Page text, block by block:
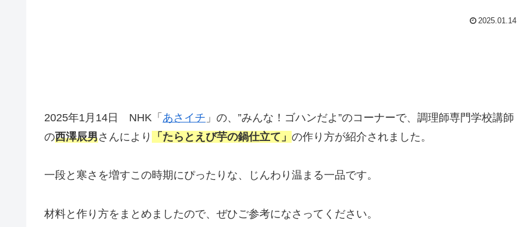
2025.01.14
2025年1月14日 NHK「 あさイチ 」の、”みんな！ゴハンだよ”のコーナーで、調理師専門学校講師
の西澤辰男さんにより 「たらとえび芋の鍋仕立て」 の作り方が紹介されました。
一段と寒さを増すこの時期にぴったりな、じんわり温まる一品です。
材料と作り方をまとめましたので、ぜひご参考になさってください。